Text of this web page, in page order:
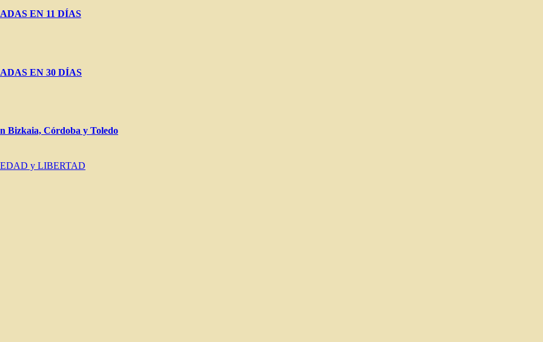
EN 11 DÍAS
EN 30 DÍAS
Bizkaia, Córdoba y Toledo
y LIBERTAD